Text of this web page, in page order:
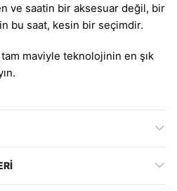
ve saatin bir aksesuar değil, bir
bu saat, kesin bir seçimdir.
maviyle teknolojinin en şık